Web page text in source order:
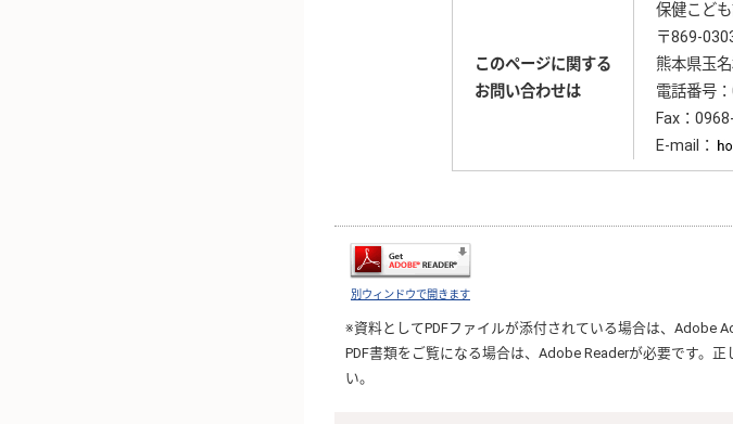
このページに関する
お問い合わせは
保健こど
〒869-
熊本県玉
電話番号：
Fax：
E-mail：
別ウィンドウで開きます
※資料としてPDFファイルが添付されている場合は、 Adobe
PDF書類をご覧になる場合は、 Adobe Readerが必要です。正
い。